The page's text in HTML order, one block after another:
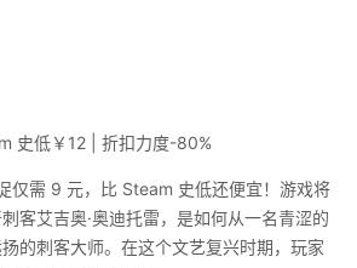
史低￥12 | 折扣力度-80%
仅需 9 元，比 Steam 史低还便宜！游戏将
客艾吉奥·奥迪托雷，是如何从一名青涩的
的刺客大师。在这个文艺复兴时期，玩家